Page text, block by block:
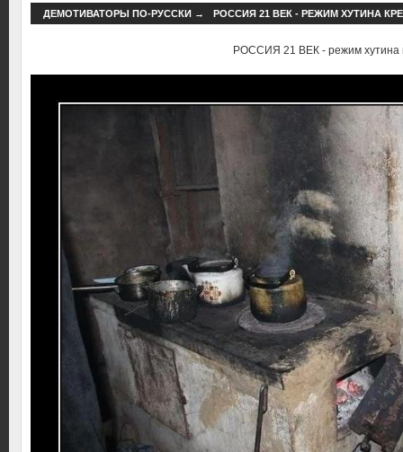
ДЕМОТИВАТОРЫ ПО-РУССКИ→ РОССИЯ 21 ВЕК - РЕЖИМ ХУТИНА
РОССИЯ 21 ВЕК - режим хутина